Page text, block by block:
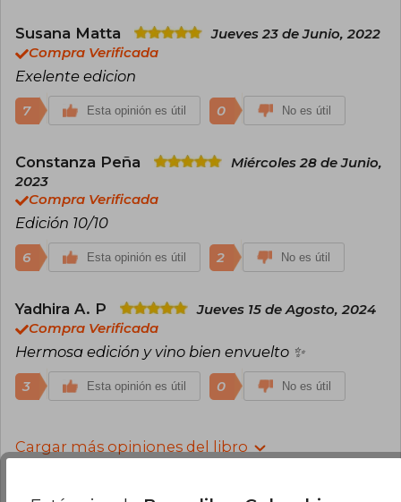
Susana Matta
Jueves 23 de Junio, 2022
Compra Verificada
Exelente edicion
7 Esta opinión es útil 0 No es útil
Constanza Peña
Miércoles 28 de Junio,
2023
Compra Verificada
Edición 10/10
6 Esta opinión es útil 2 No es útil
Yadhira A. P
Jueves 15 de Agosto, 2024
Compra Verificada
Hermosa edición y vino bien envuelto ✨
3 Esta opinión es útil 0 No es útil
Cargar más opiniones del libro